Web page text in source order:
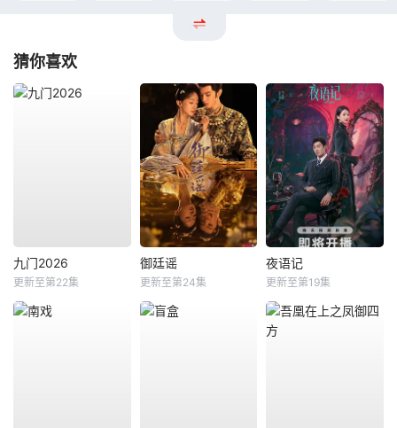
猜你喜欢
九门2026
更新至第22集
御廷谣
更新至第24集
夜语记
更新至第19集